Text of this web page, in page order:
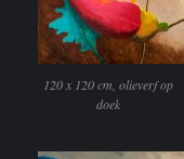
120 x 120 cm, olieverf op
doek